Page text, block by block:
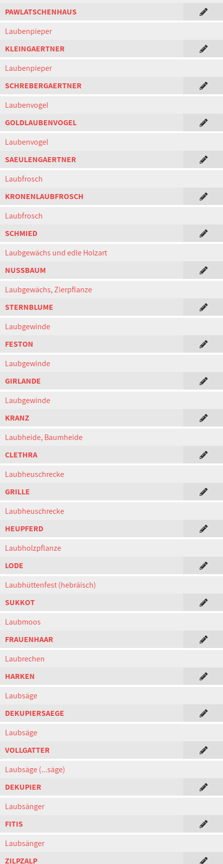
PAWLATSCHENHAUS
Laubenpieper
KLEINGAERTNER
Laubenpieper
SCHREBERGAERTNER
Laubenvogel
GOLDLAUBENVOGEL
Laubenvogel
SAEULENGAERTNER
Laubfrosch
KRONENLAUBFROSCH
Laubfrosch
SCHMIED
Laubgewächs und edle Holzart
NUSSBAUM
Laubgewächs, Zierpflanze
STERNBLUME
Laubgewinde
FESTON
Laubgewinde
GIRLANDE
Laubgewinde
KRANZ
Laubheide, Baumheide
CLETHRA
Laubheuschrecke
GRILLE
Laubheuschrecke
HEUPFERD
Laubholzpflanze
LODE
Laubhüttenfest (hebräisch)
SUKKOT
Laubmoos
FRAUENHAAR
Laubrechen
HARKEN
Laubsäge
DEKUPIERSAEGE
Laubsäge
VOLLGATTER
Laubsäge (...säge)
DEKUPIER
Laubsänger
FITIS
Laubsänger
ZILPZALP